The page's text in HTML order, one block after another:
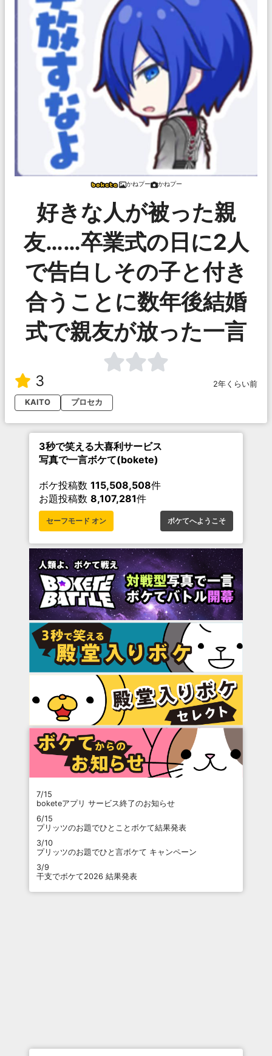
かねプー かねプー
好きな人が被った親
友……卒業式の日に2人
で告白しその子と付き
合うことに数年後結婚
式で親友が放った一言
3
2年くらい前
KAITO
プロセカ
3秒で笑える大喜利サービス
写真で一言ボケて(bokete)
ボケ投稿数 115,508,508件
お題投稿数 8,107,281件
セーフモード オン ボケてへようこそ
7/15
boketeアプリ サービス終了のお知らせ
6/15
プリッツのお題でひとことボケて結果発表
3/10
プリッツのお題でひと言ボケて キャンペーン
3/9
干支でボケて2026 結果発表